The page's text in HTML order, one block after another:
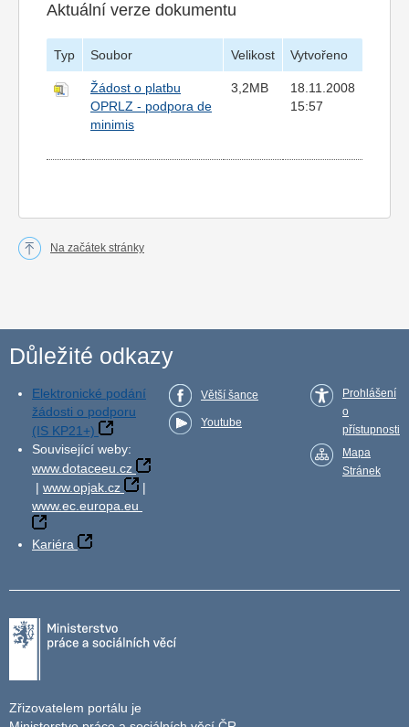
Aktuální verze dokumentu
Typ Soubor Velikost Vytvořeno
Žádost o platbu
OPRLZ - podpora de
minimis
3,2MB
18.11.2008
15:57
Na začátek stránky
Důležité odkazy
Elektronické podání
žádosti o podporu
(IS KP21+)
Související weby:
www.dotaceeu.cz
| www.opjak.cz
|
www.ec.europa.eu
Kariéra
Větší šance
Youtube
Prohlášení
o
přístupnosti
Mapa
Stránek
Zřizovatelem portálu je